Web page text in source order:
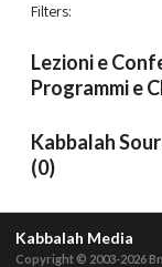
Filters:
Lezioni e
Programmi e
Kabbalah
(0)
Kabbalah Media
Copyright © 2003-2026